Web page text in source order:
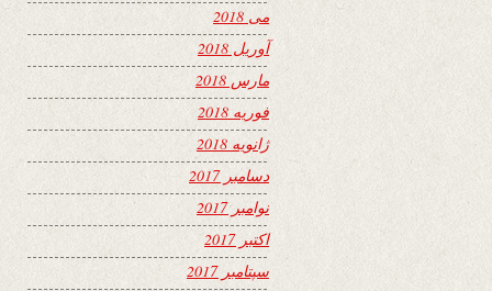
می 2018
آوریل 2018
مارس 2018
فوریه 2018
ژانویه 2018
دسامبر 2017
نوامبر 2017
اکتبر 2017
سپتامبر 2017